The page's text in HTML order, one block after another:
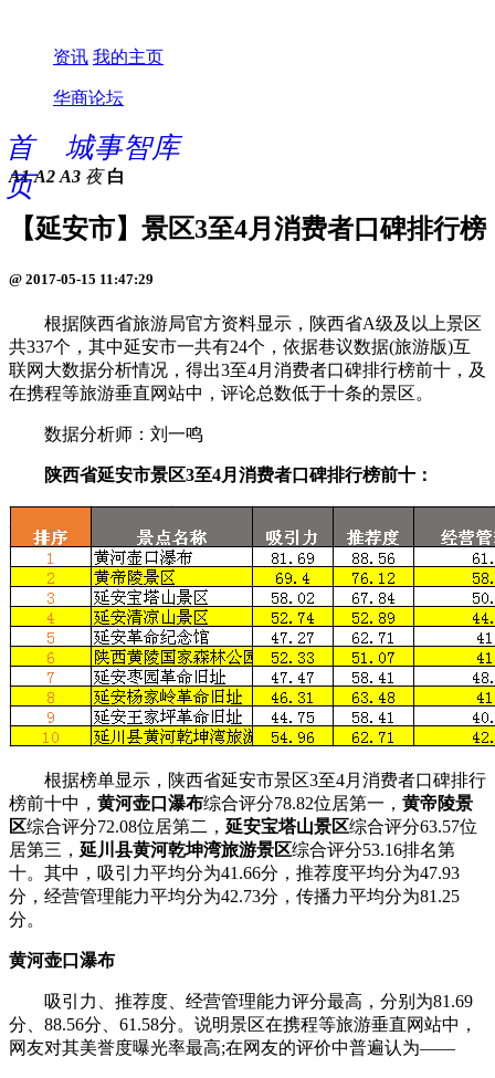
资讯 我的主页
华商论坛
首
页
城事智库
A1 A2 A3 夜 白
【延安市】景区3至4月消费者口碑排行榜
@ 2017-05-15 11:47:29
根据陕西省旅游局官方资料显示，陕西省A级及以上景区
共337个，其中延安市一共有24个，依据巷议数据(旅游版)互
联网大数据分析情况，得出3至4月消费者口碑排行榜前十，及
在携程等旅游垂直网站中，评论总数低于十条的景区。
数据分析师：刘一鸣
陕西省延安市景区3至4月消费者口碑排行榜前十：
根据榜单显示，陕西省延安市景区3至4月消费者口碑排行
榜前十中， 黄河壶口瀑布综合评分78.82位居第一， 黄帝陵景
区综合评分72.08位居第二， 延安宝塔山景区综合评分63.57位
居第三， 延川县黄河乾坤湾旅游景区综合评分53.16排名第
十。其中，吸引力平均分为41.66分，推荐度平均分为47.93
分，经营管理能力平均分为42.73分，传播力平均分为81.25
分。
黄河壶口瀑布
吸引力、推荐度、经营管理能力评分最高，分别为81.69
分、88.56分、61.58分。说明景区在携程等旅游垂直网站中，
网友对其美誉度曝光率最高;在网友的评价中普遍认为——